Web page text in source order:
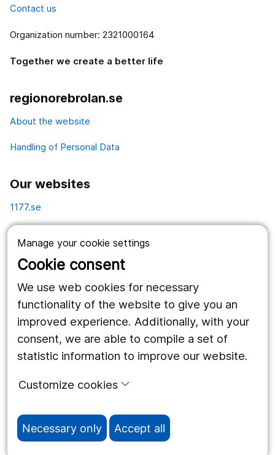
Manage your cookie settings
Cookie consent
We use web cookies for necessary
functionality of the website to give you an
improved experience. Additionally, with your
consent, we are able to compile a set of
statistic information to improve our website.
Customize cookies
Necessary only Accept all
Contact us
Organization number: 2321000164
Together we create a better life
regionorebrolan.se
About the website
Handling of Personal Data
Our websites
1177.se
Vårdgivare
Utveckling
Follow us
Facebook